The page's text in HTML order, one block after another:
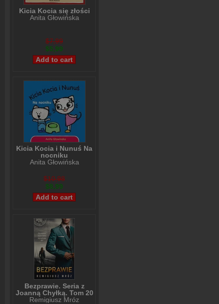
Kicia Kocia się złości
Anita Głowińska
$7,99
$5,99
Kicia Kocia i Nunuś Na
nocniku
Anita Głowińska
$10,98
$8,99
Bezprawie. Seria z
Joanną Chyłką. Tom 20
Remigiusz Mróz